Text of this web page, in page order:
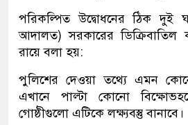
পরিকল্পিত উদ্বোধনের ঠিক দুই
আদালত) সরকারের ডিক্রিবাতিল
রায়ে বলা হয়:
পুলিশের দেওয়া তথ্যে এমন
এখানে
পাল্টা কোনো বিক্ষোভ
গোষ্ঠীগুলো এটিকে লক্ষ্যবস্তু বানাবে।